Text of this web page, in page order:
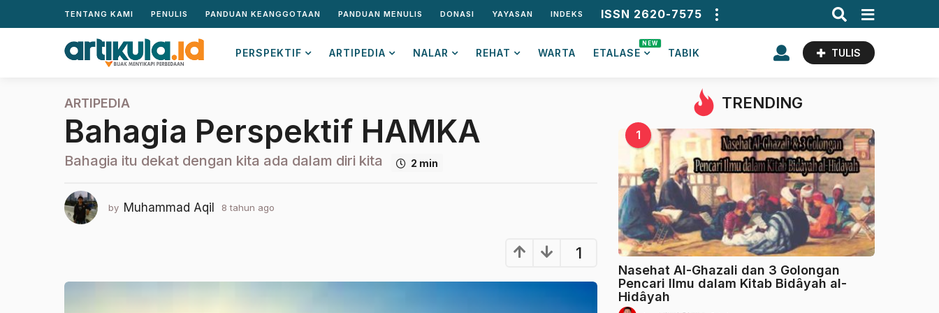
TENTANG KAMI PENULIS PANDUAN KEANGGOTAAN PANDUAN MENULIS DONASI YAYASAN INDEKS ISSN 2620-7575
PERSPEKTIF ARTIPEDIA NALAR REHAT WARTA ETALASE
NEW
TABIK TULIS
8
t
a
h
a
g
a
ARTIPEDIA
Bahagia Perspektif HAMKA
Bahagia itu dekat dengan kita ada dalam diri kita 2 min
by Muhammad Aqil 8 tahun ago
1
TRENDING
1
Nasehat Al-Ghazali dan 3 Golongan
Pencari Ilmu dalam Kitab Bidâyah al-
Hidâyah